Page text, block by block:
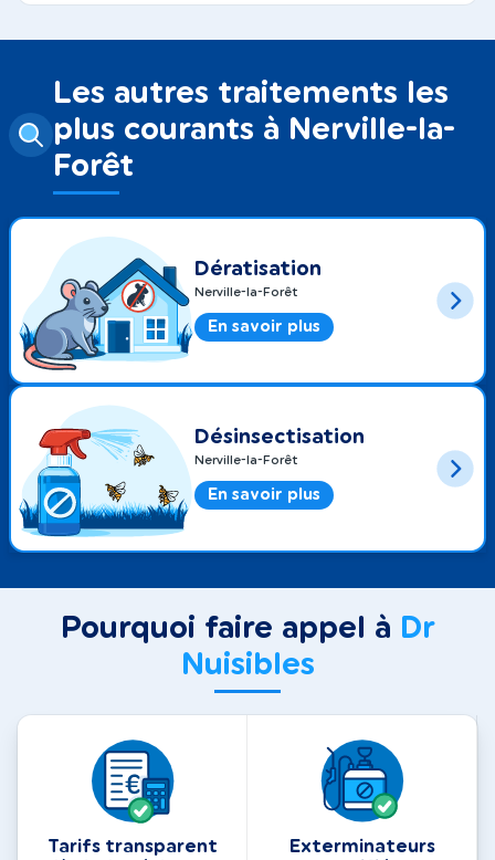
Les autres traitements les
plus courants à Nerville-la-
Forêt
Dératisation
Nerville-la-Forêt
En savoir plus
Désinsectisation
Nerville-la-Forêt
En savoir plus
Pourquoi faire appel à Dr
Nuisibles
Tarifs transparent
Exterminateurs